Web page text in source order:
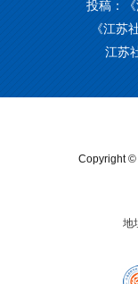
投稿：《
《江苏
江苏
Copyright ©
地